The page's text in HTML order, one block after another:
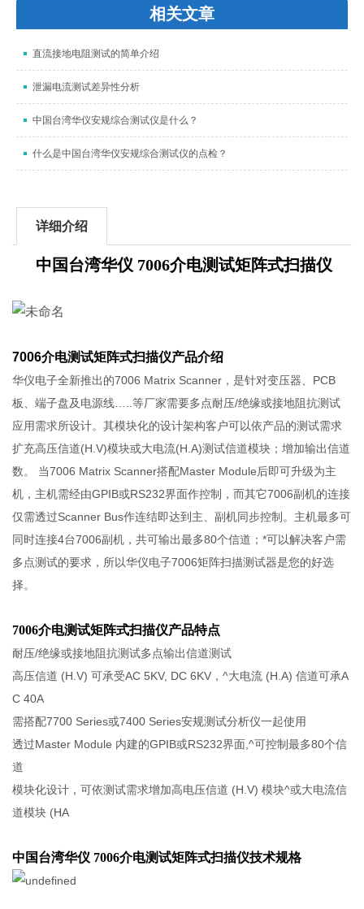
相关文章
直流接地电阻测试的简单介绍
泄漏电流测试差异性分析
中国台湾华仪安规综合测试仪是什么？
什么是中国台湾华仪安规综合测试仪的点检？
详细介绍
中国台湾华仪 7006介电测试矩阵式扫描仪
7006介电测试矩阵式扫描仪产品介绍
华仪电子全新推出的7006 Matrix Scanner，是针对变压器、PCB
板、端子盘及电源线…..等厂家需要多点耐压/绝缘或接地阻抗测试
应用需求所设计。其模块化的设计架构客户可以依产品的测试需求
扩充高压信道(H.V)模块或大电流(H.A)测试信道模块；增加输出信道
数。 当7006 Matrix Scanner搭配Master Module后即可升级为主
机，主机需经由GPIB或RS232界面作控制，而其它7006副机的连接
仅需透过Scanner Bus作连结即达到主、副机同步控制。主机最多可
同时连接4台7006副机，共可输出最多80个信道；*可以解决客户需
多点测试的要求，所以华仪电子7006矩阵扫描测试器是您的好选
择。
7006介电测试矩阵式扫描仪产品特点
耐压/绝缘或接地阻抗测试多点输出信道测试
高压信道 (H.V) 可承受AC 5KV, DC 6KV，^大电流 (H.A) 信道可承A
C 40A
需搭配7700 Series或7400 Series安规测试分析仪一起使用
透过Master Module 内建的GPIB或RS232界面,^可控制最多80个信
道
模块化设计，可依测试需求增加高电压信道 (H.V) 模块^或大电流信
道模块 (HA
中国台湾华仪 7006介电测试矩阵式扫描仪​技术规格